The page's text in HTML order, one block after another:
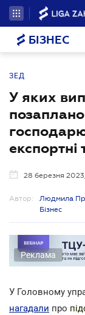
БІЗНЕС
ЗЕД
У яких
експортні
28 березня
Автор:
Людмила
Бізнес
Реклама
У Головному
нагадали про